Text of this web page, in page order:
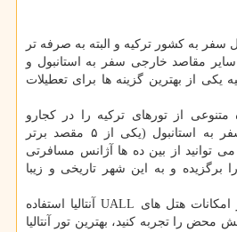
به كشور تركیه و البته به صرفه تر
مقاصد خارجی سفر به استانبول و
یكی از بهترین گزینه ها برای تعطیلات
متنوعی از تورهای تركیه را در كجارو
مشاهده كنید. اگر قصد سفر به استانبول (یكی از ۵ مقصد برتر
توانید از بین ده ها آژانس مسافرتی
برگزیده و به این شهر تاریخی و زیبا
اگر دوست دارید بیشتر از امكانات هتل های UALL آنتالیا استفاده
محض را تجربه كنید، بهترین تور آنتالیا